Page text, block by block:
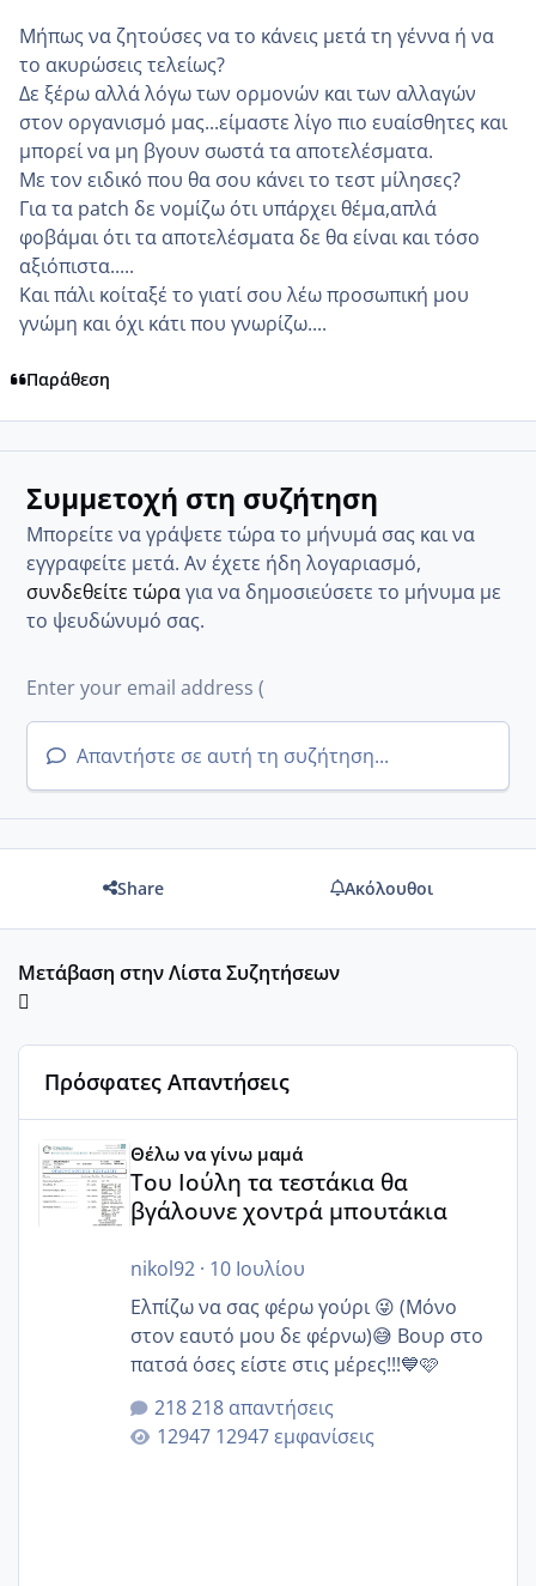
Μήπως να ζητούσες να το κάνεις μετά τη γέννα ή να
το ακυρώσεις τελείως?
Δε ξέρω αλλά λόγω των ορμονών και των αλλαγών
στον οργανισμό μας...είμαστε λίγο πιο ευαίσθητες και
μπορεί να μη βγουν σωστά τα αποτελέσματα.
Με τον ειδικό που θα σου κάνει το τεστ μίλησες?
Για τα patch δε νομίζω ότι υπάρχει θέμα,απλά
φοβάμαι ότι τα αποτελέσματα δε θα είναι και τόσο
αξιόπιστα.....
Και πάλι κοίταξέ το γιατί σου λέω προσωπική μου
γνώμη και όχι κάτι που γνωρίζω....
Παράθεση
Συμμετοχή στη συζήτηση
Μπορείτε να γράψετε τώρα το μήνυμά σας και να
εγγραφείτε μετά. Αν έχετε ήδη λογαριασμό,
συνδεθείτε τώραγια να δημοσιεύσετε το μήνυμα με
το ψευδώνυμό σας.
Απαντήστε σε αυτή τη συζήτηση...
Share Ακόλουθοι
Μετάβαση στην Λίστα Συζητήσεων
Πρόσφατες Απαντήσεις
Θέλω να γίνω μαμά
Του Ιούλη τα τεστάκια θα
βγάλουνε χοντρά μπουτάκια
nikol92· 10 Ιουλίου
Ελπίζω να σας φέρω γούρι 😜 (Μόνο
στον εαυτό μου δε φέρνω)😅 Βουρ στο
πατσά όσες είστε στις μέρες!!!💙🩷
218 απαντήσεις
12947 εμφανίσεις